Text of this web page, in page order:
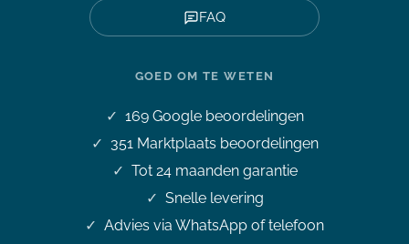
FAQ
GOED OM TE WETEN
169Google beoordelingen
351Marktplaats beoordelingen
Tot 24 maanden garantie
Snelle levering
Advies via WhatsApp of telefoon